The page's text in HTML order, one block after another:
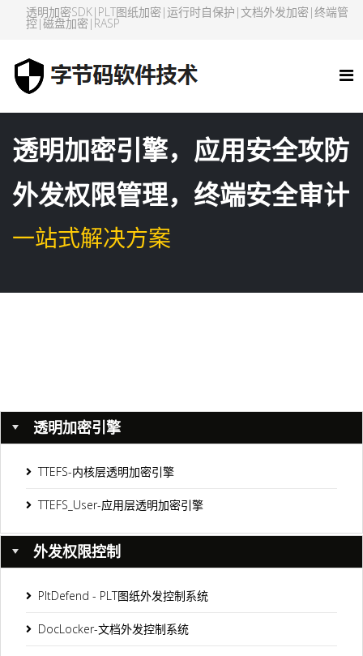
透明加密SDK|PLT图纸加密|运行时自保护|文档外发加密|终端管
控|磁盘加密|RASP
透明加密引擎，应用安全攻防
外发权限管理，终端安全审计
一站式解决方案
透明加密引擎
TTEFS-内核层透明加密引擎
TTEFS_User-应用层透明加密引擎
外发权限控制
PltDefend - PLT图纸外发控制系统
DocLocker-文档外发控制系统